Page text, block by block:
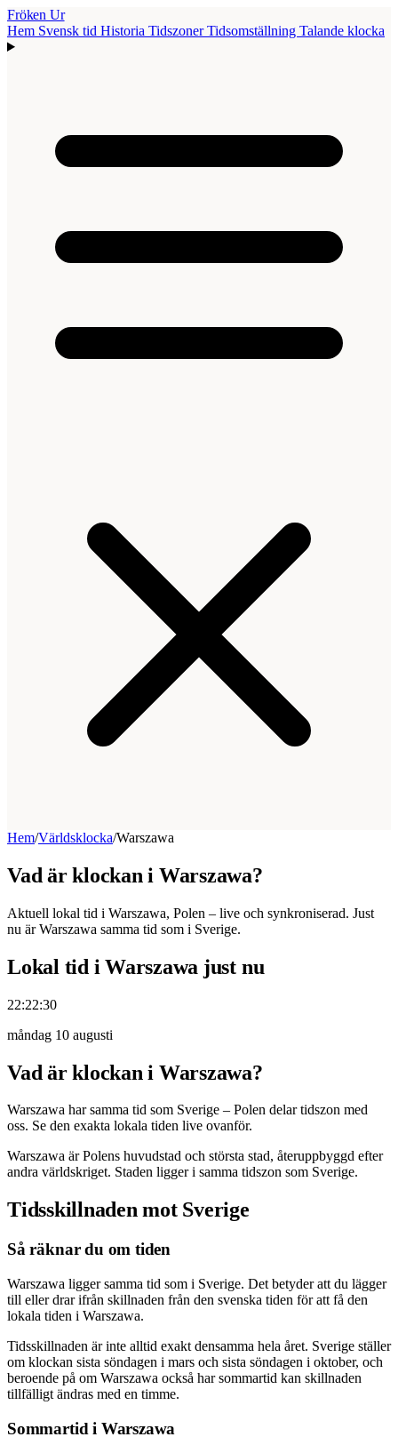
Fröken Ur
Hem Svensk tid Historia TidszonerTidsomställning Talande klocka
Hem/Världsklocka/Warszawa
Vad är klockan i Warszawa?
Aktuell lokal tid i Warszawa, Polen – live och synkroniserad. Just
nu är Warszawa samma tid som i Sverige.
Lokal tid i Warszawa just nu
22:22:30
måndag 10 augusti
Vad är klockan i Warszawa?
Warszawa har samma tid som Sverige – Polen delar tidszon med
oss. Se den exakta lokala tiden live ovanför.
Warszawa är Polens huvudstad och största stad, återuppbyggd efter
andra världskriget. Staden ligger i samma tidszon som Sverige.
Tidsskillnaden mot Sverige
Så räknar du om tiden
Warszawa ligger samma tid som i Sverige. Det betyder att du lägger
till eller drar ifrån skillnaden från den svenska tiden för att få den
lokala tiden i Warszawa.
Tidsskillnaden är inte alltid exakt densamma hela året. Sverige ställer
om klockan sista söndagen i mars och sista söndagen i oktober, och
beroende på om Warszawa också har sommartid kan skillnaden
tillfälligt ändras med en timme.
Sommartid i Warszawa